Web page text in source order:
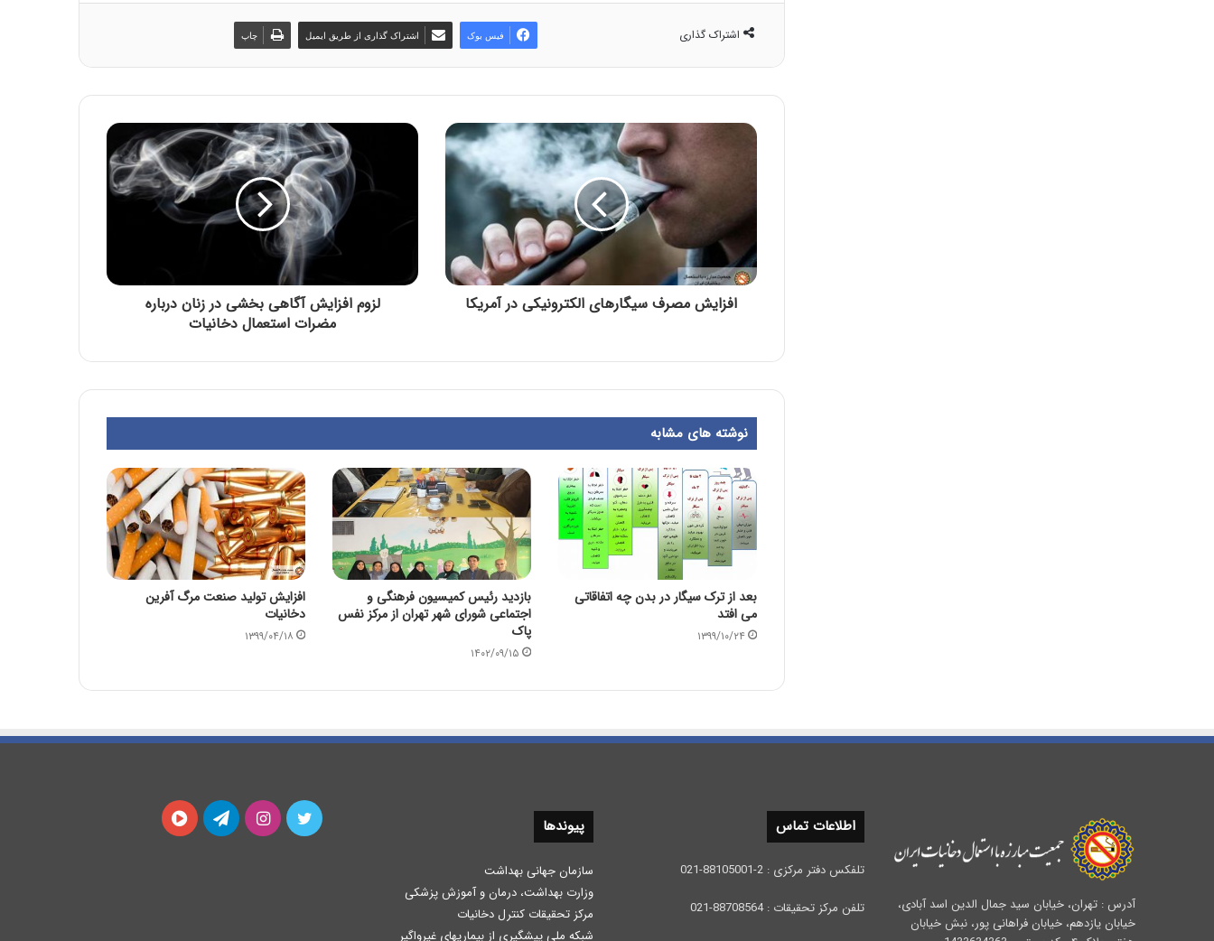
اشتراک گذاری فیس بوک اشتراک گذاری از طریق ایمیل چاپ
افزایش مصرف سیگارهای الکترونیکی در آمریکا
لزوم افزایش آگاهی بخشی در زنان درباره
مضرات استعمال دخانیات
نوشته های مشابه
بعد از ترک سیگار در بدن چه اتفاقاتی
می افتد
۱۳۹۹/۱۰/۲۴
بازدید رئیس کمیسیون فرهنگی و
اجتماعی شورای شهر تهران از مرکز نفس
پاک
۱۴۰۲/۰۹/۱۵
افزایش تولید صنعت مرگ آفرین
دخانیات
۱۳۹۹/۰۴/۱۸
آدرس : تهران، خیابان سید جمال الدین اسد آبادی،
خیابان یازدهم، خیابان فراهانی پور، نبش خیابان
اطلاعات تماس
تلفکس دفتر مرکزی : 2-88105001-021
تلفن مرکز تحقیقات : 88708564-021
پیوندها
سازمان جهانی بهداشت
وزارت بهداشت، درمان و آموزش پزشكی
مرکز تحقیقات کنترل دخانیات
شبکه ملی پیشگیری از بیماریهای غیرواگیر
توییتر اینستاگرامتلگرام آپارات